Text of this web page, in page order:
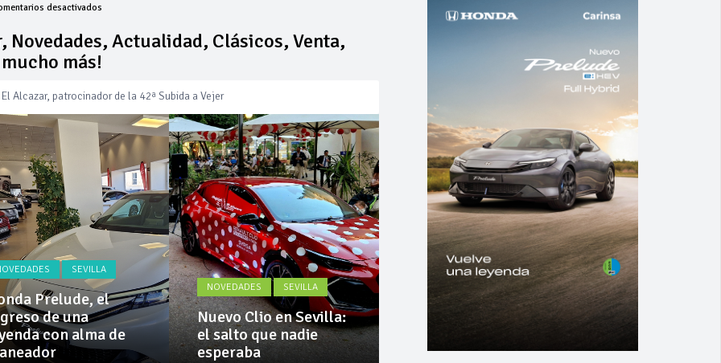
desactivadosen
sobre
el
motor,
Novedades,
Actualidad,
Clásicos,
Venta,
Pruebas,
Entrevistas,
Vídeos
y
mucho
más!
Novedades, Actualidad, Clásicos, Venta,
más!
Alcazar, patrocinador de la 42ª Subida a Vejer
mejoras en la A381 por Los Barrios
su flota de vehículos de manos de Cadimar
SEVILLA
Prelude, el
de una
con alma de
NOVEDADES SEVILLA
Nuevo Clio en Sevilla:
el salto que nadie
esperaba
NOVEDADES
Nuevo BMW i3: Y
finalmente el Serie 3
se hizo eléctrico